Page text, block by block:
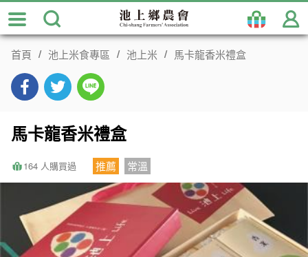
跳
到
主
首頁 池上米食專區 池上米 馬卡龍香米禮盒
馬卡龍香米禮盒
164 人購買過 推薦 常溫